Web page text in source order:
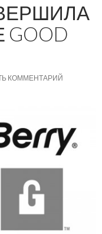
КОММЕНТАРИЙ